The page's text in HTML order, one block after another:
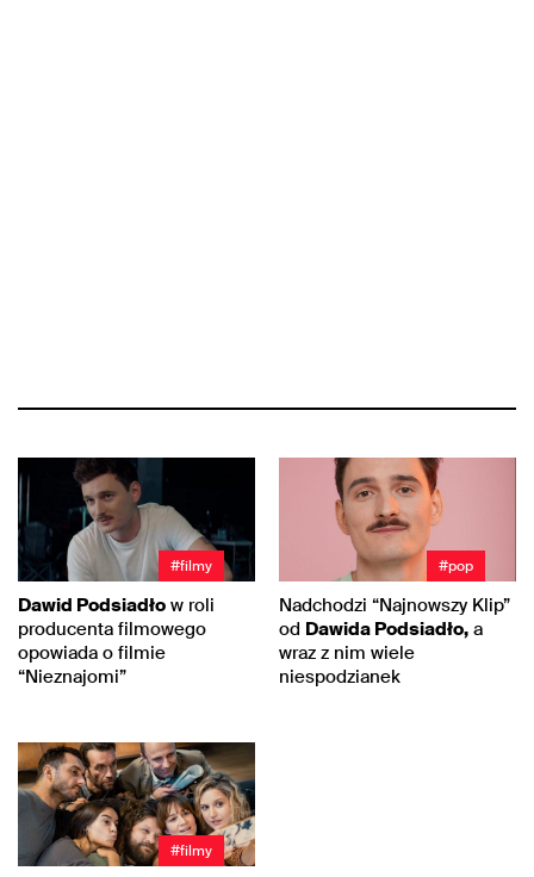
#filmy
Dawid Podsiadło w roli
producenta filmowego
opowiada o filmie
“Nieznajomi”
#pop
Nadchodzi “Najnowszy Klip”
od Dawida Podsiadło, a
wraz z nim wiele
niespodzianek
#filmy